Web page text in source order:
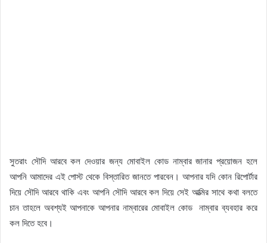
সুতরাং সৌদি আরবে কল দেওয়ার জন্য মোবাইল কোড নাম্বার জানার প্রয়োজন হলে
আপনি আমাদের এই পোস্ট থেকে বিস্তারিত জানতে পারবেন। আপনার যদি কোন রিপোর্টার
দিয়ে সৌদি আরবে থাকি এবং আপনি সৌদি আরবে কল দিয়ে সেই আত্মির সাথে কথা বলতে
চান তাহলে অবশ্যই আপনাকে আপনার নাম্বারের মোবাইল কোড নাম্বার ব্যবহার করে
কল দিতে হবে।